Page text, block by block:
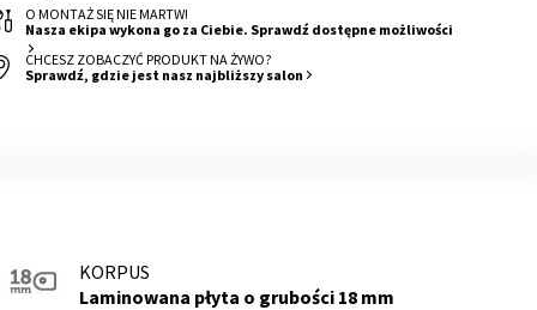
O MONTAŻ SIĘ NIE MARTW!
Nasza ekipa wykona go za Ciebie. Sprawdź dostępne możliwości
CHCESZ ZOBACZYĆ PRODUKT NA ŻYWO?
Sprawdź, gdzie jest nasz najbliższy salon
KORPUS
Laminowana płyta o grubości 18 mm